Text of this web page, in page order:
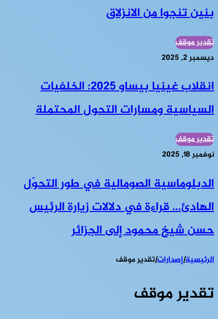
بنين تنجوا من الانزلاق
تقدير موقف
ديسمبر 2, 2025
انقلاب غينيا بيساو 2025: الخلفيات
السياسية ومسارات التحول المحتملة
تقدير موقف
نوفمبر 18, 2025
الدبلوماسية الصومالية في طور التحوّل
الهادئ… قراءة في دلالات زيارة الرئيس
حسن شيخ محمود إلى الجزائر
الرئيسية|إصدارات|تقدير موقف
تقدير موقف